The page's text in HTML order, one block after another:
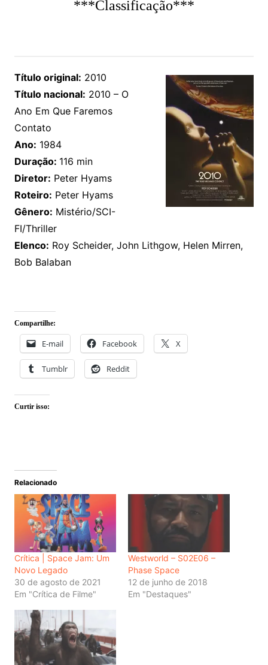
***Classificação***
Título original: 2010
Título nacional: 2010 – O
Ano Em Que Faremos
Contato
Ano: 1984
Duração: 116 min
Diretor: Peter Hyams
Roteiro: Peter Hyams
Gênero: Mistério/SCI-
FI/Thriller
Elenco: Roy Scheider, John Lithgow, Helen Mirren,
Bob Balaban
Compartilhe:
E-mail Facebook X
Tumblr Reddit
Curtir isso:
Relacionado
Crítica | Space Jam: Um
Novo Legado
30 de agosto de 2021
Em "Crítica de Filme"
Westworld – S02E06 –
Phase Space
12 de junho de 2018
Em "Destaques"